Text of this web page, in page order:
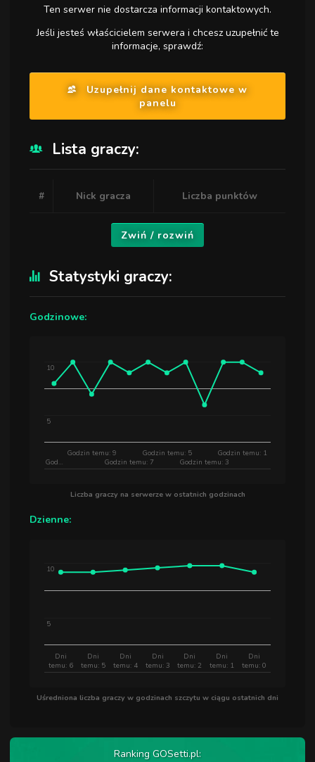
Ten serwer nie dostarcza informacji kontaktowych.
Jeśli jesteś właścicielem serwera i chcesz uzupełnić te
informacje, sprawdź:
Uzupełnij dane kontaktowe w
panelu
Lista graczy:
# Nick gracza Liczba punktów
Zwiń / rozwiń
Statystyki graczy:
Godzinowe:
God…
Godzin temu: 9
Godzin temu: 7
Godzin temu: 5
Godzin temu: 3
Godzin temu: 1
5
10
Liczba graczy na serwerze w ostatnich godzinach
Dzienne:
temu: 6
Dni
temu: 5
Dni
temu: 4
Dni
temu: 3
Dni
temu: 2
Dni
temu: 1
Dni
temu: 0
Dni
5
10
Uśredniona liczba graczy w godzinach szczytu w ciągu ostatnich dni
Ranking GOSetti.pl: